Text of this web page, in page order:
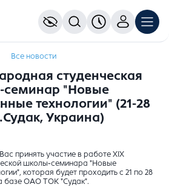
Все новости
студенческая
семинар "Новые
технологии" (21-28
Украина)
принять участие в работе XIX
школы-семинара "Новые
которая будет проходить с 21 по 28
базе ОАО ТОК "Судак".